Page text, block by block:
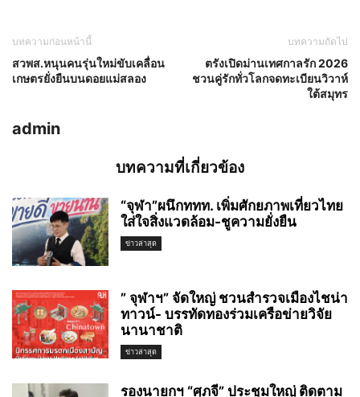
บทความก่อนหน้านี้
สวพส.หนุนคนรุ่นใหม่ขับเคลื่อน
เกษตรยั่งยืนบนดอยแม่สลอง
บทความถัดไป
ตรังเปิดม่านเทศกาลรัก 2026
ชวนคู่รักทั่วโลกจดทะเบียนวิวาห์
ใต้สมุทร
admin
บทความที่เกี่ยวข้อง
“จุฬา”ผนึกททท. เพิ่มศักยภาพเที่ยวไทย
ใส่ใจสิ่งแวดล้อม-ชูความยั่งยืน
ข่าวล่าสุด
” จุฬาฯ” จัดใหญ่ ชวนสำรวจเมืองไชน่า
ทาวน์- บรรทัดทองร่วมเครือข่ายวิจัย
นานาชาติ
ข่าวล่าสุด
รองนายกฯ “ศุภจี” ประชุมใหญ่ ติดตาม